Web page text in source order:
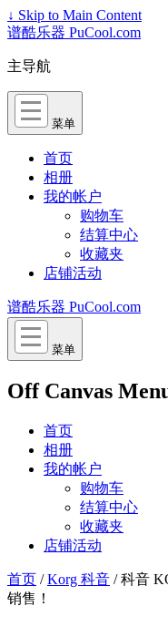
↓ Skip to Main Content
谱酷乐器 PuCool.com
主导航
菜单
首页
相册
我的帐户
购物车
结算中心
收藏夹
店铺活动
谱酷乐器 PuCool.com
菜单
Off Canvas
首页
相册
我的帐户
购物车
结算中心
收藏夹
店铺活动
首页 /Korg 科音 / 科音
销售！